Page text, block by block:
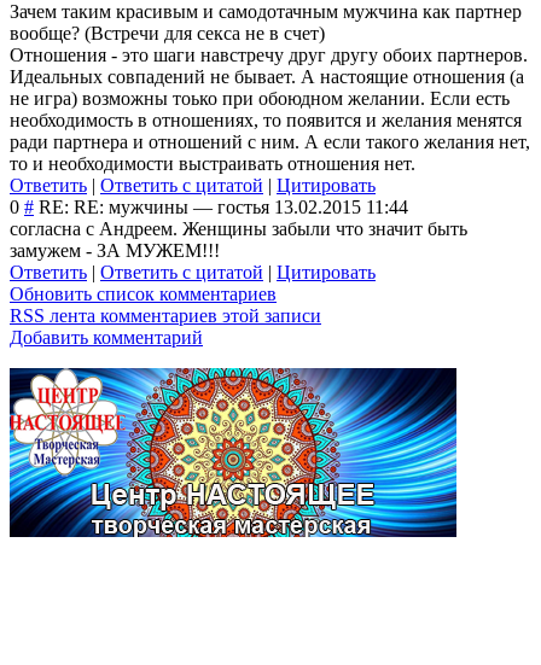
Зачем таким красивым и самодотачным мужчина как партнер
вообще? (Встречи для секса не в счет)
Отношения - это шаги навстречу друг другу обоих партнеров.
Идеальных совпадений не бывает. А настоящие отношения (а
не игра) возможны тоько при обоюдном желании. Если есть
необходимость в отношениях, то появится и желания менятся
ради партнера и отношений с ним. А если такого желания нет,
то и необходимости выстраивать отношения нет.
Ответить | Ответить с цитатой | Цитировать
0 # RE: RE: мужчины — гостья 13.02.2015 11:44
согласна с Андреем. Женщины забыли что значит быть
замужем - ЗА МУЖЕМ!!!
Ответить | Ответить с цитатой | Цитировать
Обновить список комментариев
RSS лента комментариев этой записи
Добавить комментарий